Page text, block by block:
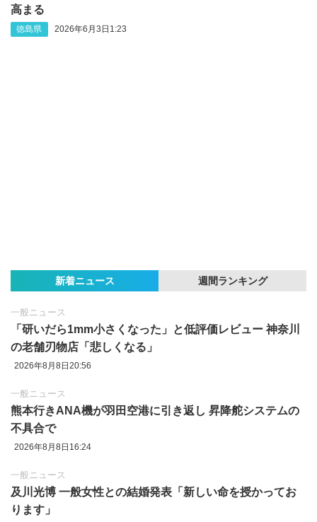
高まる
徳島県 2026年6月3日1:23
新着ニュース 週間ランキング
一般ニュース
「研いだら1mm小さくなった」と低評価レビュー 神奈川
の老舗刃物店「悲しくなる」
2026年8月8日20:56
一般ニュース
熊本行きANA機が羽田空港に引き返し 昇降舵システムの
不具合で
2026年8月8日16:24
一般ニュース
及川光博 一般女性との結婚発表「新しい命を授かってお
ります」